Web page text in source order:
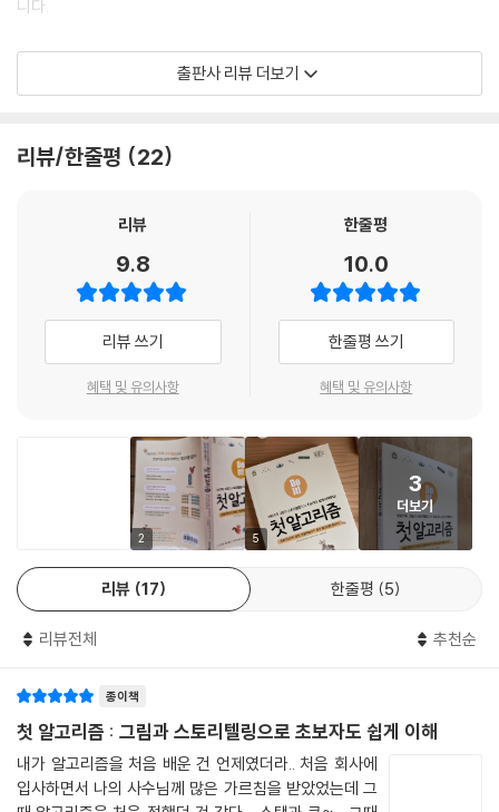
니다.
이제 막 알고리즘과 프로그래밍에 흥미를 느끼고 배우기 시작한 분이라면
이 책이 더욱 안성맞춤입니다. 알고리즘의 기초 내용을 총망라하여 프로그
골치 아픈 ‘시간 복잡도’도 단번에 이해한다!
다람쥐, 거북이, 순록 이렇게 3마리 동물이 등장해서 우리 주변에서 볼 수
있는 다양한 문제를 알고리즘이나 데이터 구조를 적용해서 해결합니다. 여
러분도 이 동물들과 함께 효율적인 알고리즘이 무엇인지 고민하고 일상생
활에서 활용해 보세요. 컴퓨터 또는 스마트폰에서 우리가 흔히 사용하는
애플리케이션이나 서비스가 어떤 알고리즘으로 움직이는지 알아보는 것
이 책은 초등학교 고학년 학생부터 성인까지 알고리즘을 공부하고 싶어 하
는 모든 분께 추천합니다. ‘시간 복잡도’를 설명할 때 중학교와 고등학교 수
준의 수학을 사용해서 조금 어려워 보일 수도 있지만 동물들의 대화를 따
라가다 보면 쉽게 이해할 수 있을 거예요. 그림을 먼저 보고 나서 그 옆에
동물들이 해설하는 대화 내용을 꼼꼼히 읽는 것이 가장 바람직하지만, 초
알고리즘을 제대로 이해할 수 있는 기회!
이 책을 프로그래밍 초보자가 처음 본다면 ‘그래, 내가 알고 있던 알고리즘
논리가 맞네’, ‘아하, 이런 뜻이었구나!’, ‘이제 확실히 알았어!’ 이런 기분을
출판사 리뷰 더보기
리뷰/한줄평 22
리뷰
9.8
리뷰 쓰기
혜택 및 유의사항
한줄평
10.0
한줄평 쓰기
혜택 및 유의사항
2 5
3
더보기
리뷰 17 한줄평 5
리뷰전체 추천순
종이책
첫 알고리즘 : 그림과 스토리텔링으로 초보자도 쉽게 이해
내가 알고리즘을 처음 배운 건 언제였더라.. 처음 회사에
입사하면서 나의 사수님께 많은 가르침을 받았었는데 그